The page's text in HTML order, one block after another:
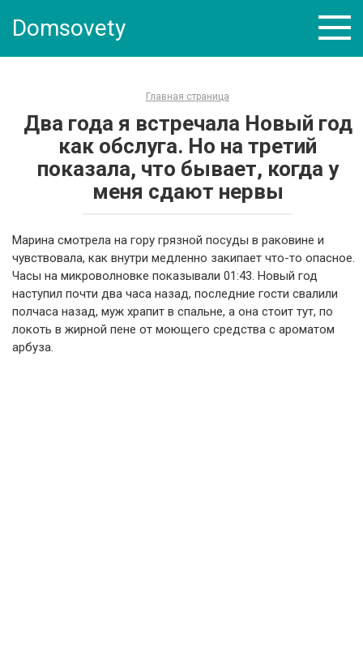
Domsovety
Главная страница
Два года я встречала Новый год
как обслуга. Но на третий
показала, что бывает, когда у
меня сдают нервы
Марина смотрела на гору грязной посуды в раковине и
чувствовала, как внутри медленно закипает что-то опасное.
Часы на микроволновке показывали 01:43. Новый год
наступил почти два часа назад, последние гости свалили
полчаса назад, муж храпит в спальне, а она стоит тут, по
локоть в жирной пене от моющего средства с ароматом
арбуза.